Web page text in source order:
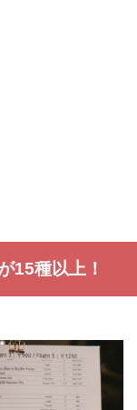
15種以上！